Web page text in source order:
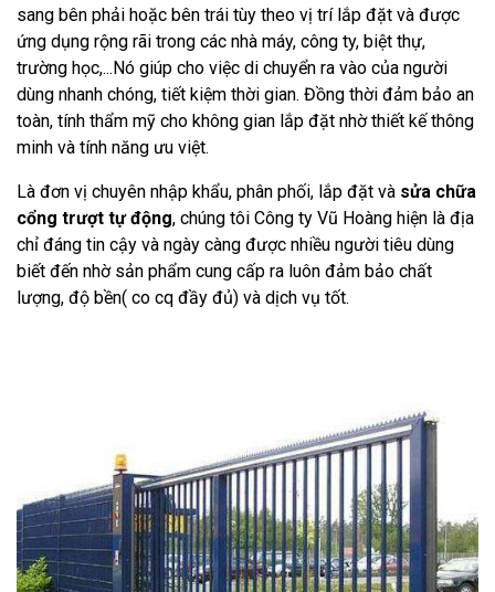
sang bên phải hoặc bên trái tùy theo vị trí lắp đặt và được
ứng dụng rộng rãi trong các nhà máy, công ty, biệt thự,
trường học,...Nó giúp cho việc di chuyển ra vào của người
dùng nhanh chóng, tiết kiệm thời gian. Đồng thời đảm bảo an
toàn, tính thẩm mỹ cho không gian lắp đặt nhờ thiết kế thông
minh và tính năng ưu việt.
Là đơn vị chuyên nhập khẩu, phân phối, lắp đặt và sửa chữa
cổng trượt tự động, chúng tôi Công ty Vũ Hoàng hiện là địa
chỉ đáng tin cậy và ngày càng được nhiều người tiêu dùng
biết đến nhờ sản phẩm cung cấp ra luôn đảm bảo chất
lượng, độ bền( co cq đầy đủ) và dịch vụ tốt.